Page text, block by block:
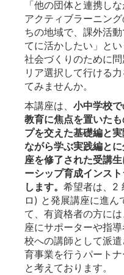
「他の団体と連携し
アクティブラーニン
ちの地域で、課外活
てに活かしたい」と
社会づくりのために
リア選択して行ける
てみませんか。
本講座は、 小中学校
教育に焦点を置いた
プを交えた基礎編と
ながら学ぶ実践編と
座を修了された受講
ーシップ育成インス
します。 希望者は、2
ロ) と発展講座に進ん
て、有資格者の方に
座にサポーターや指
校への講師として派
育事業を行うパート
と考えております。